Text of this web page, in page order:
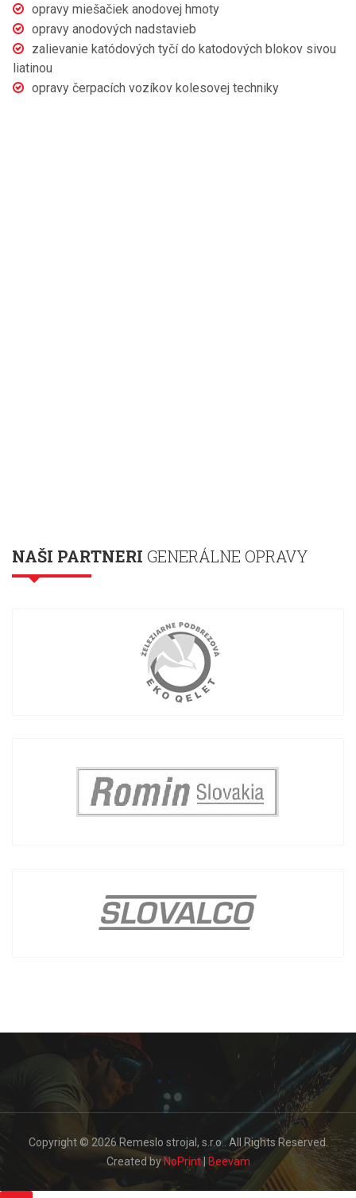
opravy miešačiek anodovej hmoty
opravy anodových nadstavieb
zalievanie katódových tyčí do katodových blokov sivou
liatinou
opravy čerpacích vozíkov kolesovej techniky
NAŠI PARTNERI GENERÁLNE OPRAVY
Copyright © 2026 Remeslo strojal, s.r.o.. All Rights Reserved.
Created byNoPrint| Beevam